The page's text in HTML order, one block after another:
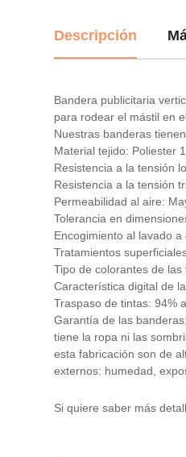
Descripción
Bandera publicitaria
para rodear el mástil en
Nuestras banderas
Material tejido: Poliester
Resistencia a la tensión
Resistencia a la tensión
Permeabilidad al aire:
Tolerancia en
Encogimiento al lavado
Tratamientos
Tipo de colorantes de las
Característica digital de
Traspaso de tintas: 94%
Garantía de las
tiene la ropa ni las
esta fabricación son de
externos: humedad,
Si quiere saber más